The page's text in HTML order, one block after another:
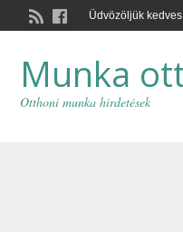
Üdvözöljük kedves
Munka
Otthoni munka hirdetések